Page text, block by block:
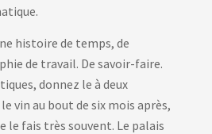
histoire de temps, de
de travail. De savoir-faire.
donnez le à deux
vin au bout de six mois après,
le fais très souvent. Le palais